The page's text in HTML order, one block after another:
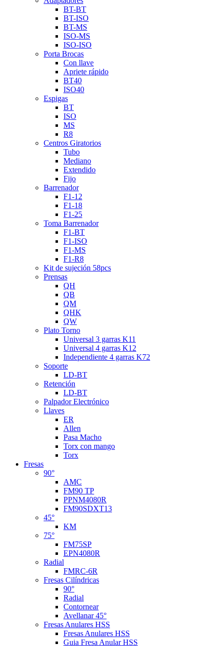
BT-BT
BT-ISO
BT-MS
ISO-MS
ISO-ISO
Porta Brocas
Con llave
Apriete rápido
BT40
ISO40
Espigas
BT
ISO
MS
R8
Centros Giratorios
Tubo
Mediano
Extendido
Fijo
Barrenador
F1-12
F1-18
F1-25
Toma Barrenador
F1-BT
F1-ISO
F1-MS
F1-R8
Kit de sujeción 58pcs
Prensas
QH
QB
QM
QHK
QW
Plato Torno
Universal 3 garras K11
Universal 4 garras K12
Independiente 4 garras K72
Soporte
LD-BT
Retención
LD-BT
Palpador Electrónico
Llaves
ER
Allen
Pasa Macho
Torx con mango
Torx
Fresas
90°
AMC
FM90 TP
PPNM4080R
FM90SDXT13
45°
KM
75°
FM75SP
EPN4080R
Radial
FMRC-6R
Fresas Cilíndricas
90°
Radial
Contornear
Avellanar 45°
Fresas Anulares HSS
Fresas Anulares HSS
Guia Fresa Anular HSS